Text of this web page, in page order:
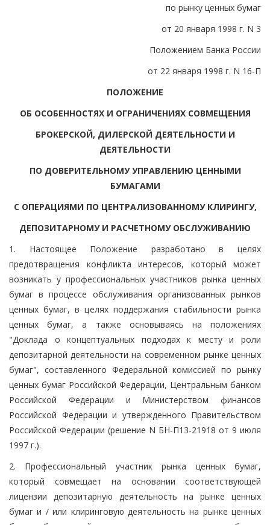
по рынку ценных бумаг
от 20 января 1998 г. N 3
Положением Банка России
от 22 января 1998 г. N 16-П
ПОЛОЖЕНИЕ
ОБ ОСОБЕННОСТЯХ И ОГРАНИЧЕНИЯХ СОВМЕЩЕНИЯ
БРОКЕРСКОЙ, ДИЛЕРСКОЙ ДЕЯТЕЛЬНОСТИ И
ДЕЯТЕЛЬНОСТИ
ПО ДОВЕРИТЕЛЬНОМУ УПРАВЛЕНИЮ ЦЕННЫМИ
БУМАГАМИ
С ОПЕРАЦИЯМИ ПО ЦЕНТРАЛИЗОВАННОМУ КЛИРИНГУ,
ДЕПОЗИТАРНОМУ И РАСЧЕТНОМУ ОБСЛУЖИВАНИЮ
1. Настоящее Положение разработано в целях
предотвращения конфликта интересов, который может
возникать у профессиональных участников рынка ценных
бумаг в процессе обслуживания организованных рынков
ценных бумаг, в целях поддержания стабильности рынка
ценных бумаг, а также основываясь на положениях
"Доклада о концептуальных подходах к месту и роли
депозитарной деятельности на современном рынке ценных
бумаг", составленного Федеральной комиссией по рынку
ценных бумаг Российской Федерации, Центральным банком
Российской Федерации и Министерством финансов
Российской Федерации и утвержденного Правительством
Российской Федерации (решение N БН-П13-21918 от 9 июля
1997 г.).
2. Профессиональный участник рынка ценных бумаг,
который совмещает на основании соответствующей
лицензии депозитарную деятельность на рынке ценных
бумаг и / или клиринговую деятельность на рынке ценных